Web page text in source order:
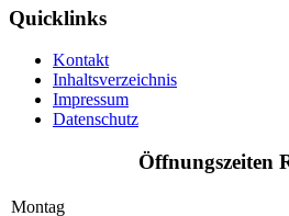
Quicklinks
Kontakt
Inhaltsverzeichnis
Impressum
Datenschutz
Öffnungszeiten
Montag